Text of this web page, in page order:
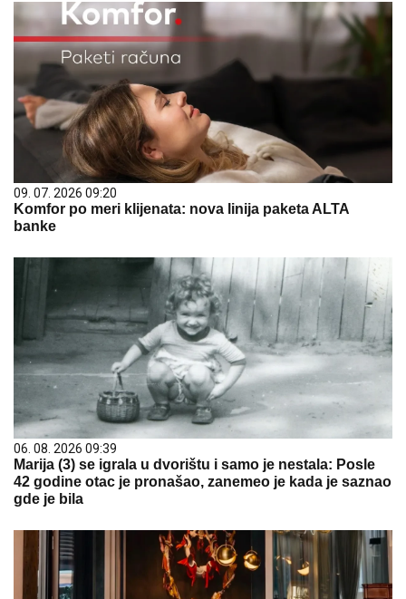
09. 07. 2026 09:20
Komfor po meri klijenata: nova linija paketa ALTA
banke
06. 08. 2026 09:39
Marija (3) se igrala u dvorištu i samo je nestala: Posle
42 godine otac je pronašao, zanemeo je kada je saznao
gde je bila